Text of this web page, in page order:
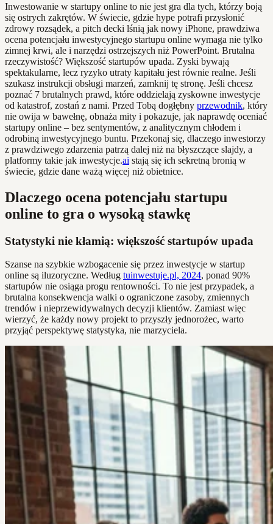
Inwestowanie w startupy online to nie jest gra dla tych, którzy boją
się ostrych zakrętów. W świecie, gdzie hype potrafi przysłonić
zdrowy rozsądek, a pitch decki lśnią jak nowy iPhone, prawdziwa
ocena potencjału inwestycyjnego startupu online wymaga nie tylko
zimnej krwi, ale i narzędzi ostrzejszych niż PowerPoint. Brutalna
rzeczywistość? Większość startupów upada. Zyski bywają
spektakularne, lecz ryzyko utraty kapitału jest równie realne. Jeśli
szukasz instrukcji obsługi marzeń, zamknij tę stronę. Jeśli chcesz
poznać 7 brutalnych prawd, które oddzielają zyskowne inwestycje
od katastrof, zostań z nami. Przed Tobą dogłębny przewodnik, który
nie owija w bawełnę, obnaża mity i pokazuje, jak naprawdę oceniać
startupy online – bez sentymentów, z analitycznym chłodem i
odrobiną inwestycyjnego buntu. Przekonaj się, dlaczego inwestorzy
z prawdziwego zdarzenia patrzą dalej niż na błyszczące slajdy, a
platformy takie jak inwestycje.ai stają się ich sekretną bronią w
świecie, gdzie dane ważą więcej niż obietnice.
Dlaczego ocena potencjału startupu
online to gra o wysoką stawkę
Statystyki nie kłamią: większość startupów upada
Szanse na szybkie wzbogacenie się przez inwestycje w startup
online są iluzoryczne. Według tuinwestuje.pl, 2024, ponad 90%
startupów nie osiąga progu rentowności. To nie jest przypadek, a
brutalna konsekwencja walki o ograniczone zasoby, zmiennych
trendów i nieprzewidywalnych decyzji klientów. Zamiast więc
wierzyć, że każdy nowy projekt to przyszły jednorożec, warto
przyjąć perspektywę statystyka, nie marzyciela.